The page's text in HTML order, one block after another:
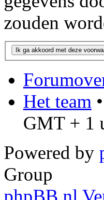
zouden
Het team •
GMT + 1
Powered by
Group
phpBB.nl